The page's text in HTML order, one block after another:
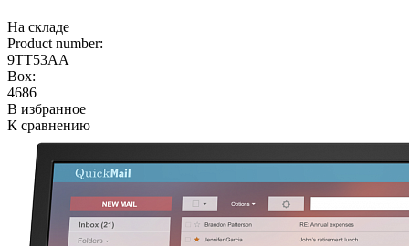
На складе
Product number:
9TT53AA
Box:
4686
В избранное
К сравнению